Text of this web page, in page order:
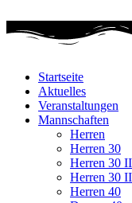
wechseln
Startseite
Aktuelles
Veranstaltungen
Mannschaften
Herren
Herren 30
Herren 30 II
Herren 30
Herren 40